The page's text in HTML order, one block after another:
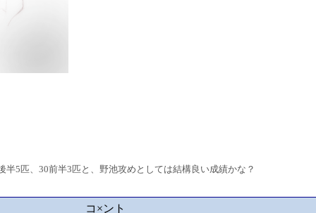
匹、30前半3匹と、野池攻めとしては結構良い成績かな？
コ×ント